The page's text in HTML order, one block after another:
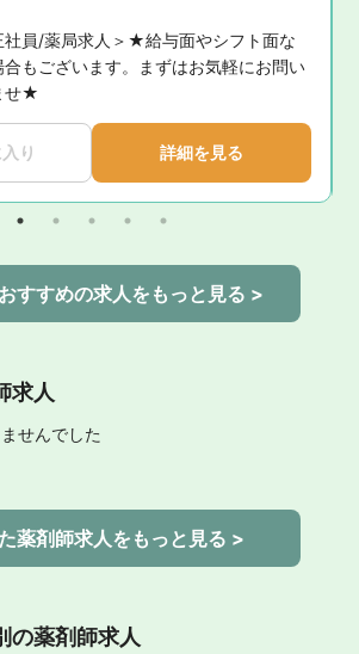
社員/薬局求人＞★給与面やシフト面な
合もございます。まずはお気軽にお問い
せ★
り 詳細を見る
あなたにおすすめの求人をもっと見る >
求人
せんでした
最近見た薬剤師求人をもっと見る >
の薬剤師求人